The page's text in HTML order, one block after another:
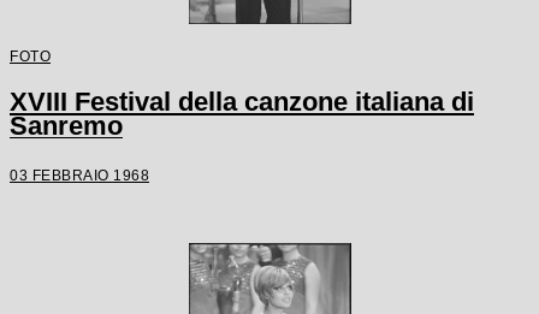
FOTO
XVIII Festival della canzone italiana di
Sanremo
03 FEBBRAIO 1968